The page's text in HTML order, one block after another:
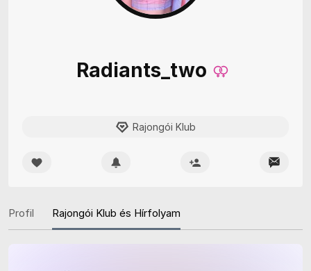
Radiants_two
Rajongói Klub
Profil Rajongói Klub és Hírfolyam